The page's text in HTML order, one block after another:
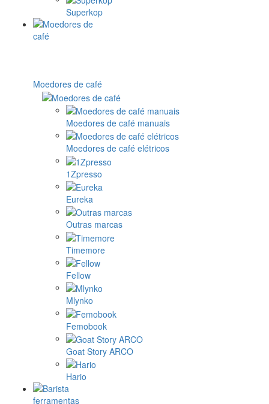
Superkop
Moedores de café
Moedores de café manuais
Moedores de café elétricos
1Zpresso
Eureka
Outras marcas
Timemore
Fellow
Mlynko
Femobook
Goat Story ARCO
Hario